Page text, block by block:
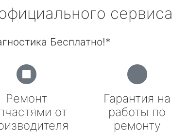
сервиса
Бесплатно!*
Ремонт
от
Гарантия на
работы по
ремонту